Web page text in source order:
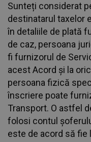
Sunteți considerat
destinatarul taxelor
în detaliile de plată
de caz, persoana
fi furnizorul de
acest Acord și la
persoana fizică
înscriere poate
Transport. O astfel
folosi contul
este de acord să fie